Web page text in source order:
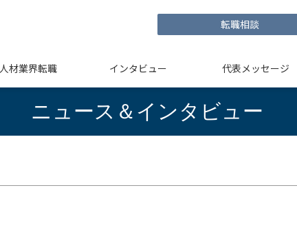
転職相談
人材業界転職 インタビュー 代表メッセージ
ニュース＆インタビュー